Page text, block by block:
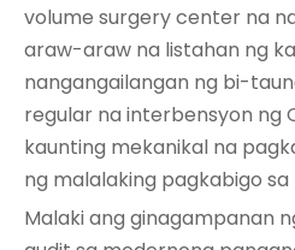
volume surgery center na
araw-araw na listahan ng
nangangailangan ng bi-
regular na interbensyon ng
kaunting mekanikal na
ng malalaking pagkabigo
Malaki ang ginagampanan